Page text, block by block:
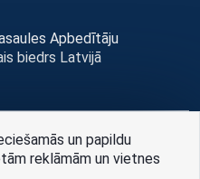
Apbedītāju
biedrs Latvijā
pr3-g
un papildu
reklāmām un vietnes